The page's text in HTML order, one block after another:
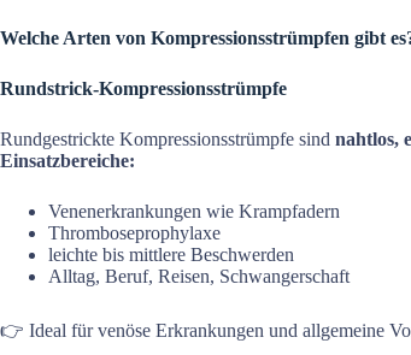
Welche Arten von Kompressionsstrümpfen gibt
Rundstrick-Kompressionsstrümpfe
Rundgestrickte Kompressionsstrümpfe sind nahtlos,
Einsatzbereiche:
Venenerkrankungen wie Krampfadern
Thromboseprophylaxe
leichte bis mittlere Beschwerden
Alltag, Beruf, Reisen, Schwangerschaft
👉 Ideal für venöse Erkrankungen und allgemeine